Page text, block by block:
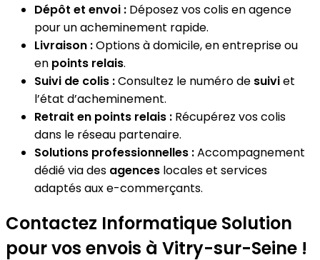
Dépôt et envoi : Déposez vos colis en agence
pour un acheminement rapide.
Livraison :Options à domicile, en entreprise ou
en points relais.
Suivi de colis :Consultez le numéro de suiviet
l’état d’acheminement.
Retrait en points relais : Récupérez vos colis
dans le réseau partenaire.
Solutions professionnelles :Accompagnement
dédié via des agences locales et services
adaptés aux e-commerçants.
Contactez Informatique Solution
pour vos envois à Vitry-sur-Seine !